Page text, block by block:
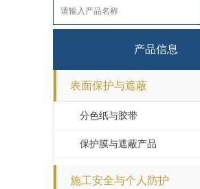
产品信息
表面保护与遮蔽
分色纸与胶带
保护膜与遮蔽产品
施工安全与个人防护